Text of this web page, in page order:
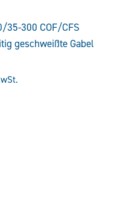
35-300 COF/CFS
geschweißte Gabel